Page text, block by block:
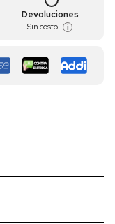
Devoluciones
Sin costo i